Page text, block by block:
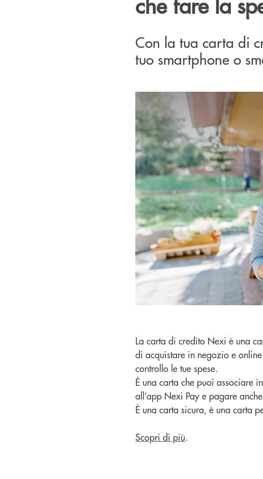
Con la tua carta di
tuo smartphone o
La carta di credito Nexi è una
di acquistare in negozio e
controllo le tue spese.
È una carta che puoi associare
all’app Nexi Pay e pagare
È una carta sicura, è una carta
Scopri di più.